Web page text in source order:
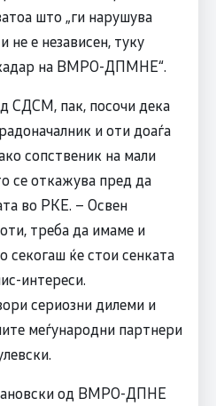
што „ги нарушува
не е независен, туку
на ВМРО-ДПМНЕ“.
СДСМ, пак, посочи дека
и оти доаѓа
сопственик на мали
се откажува пред да
во РКЕ. – Освен
треба да имаме и
секогаш ќе стои сенката
интереси.
сериозни дилеми и
меѓународни партнери
од ВМРО-ДПНЕ